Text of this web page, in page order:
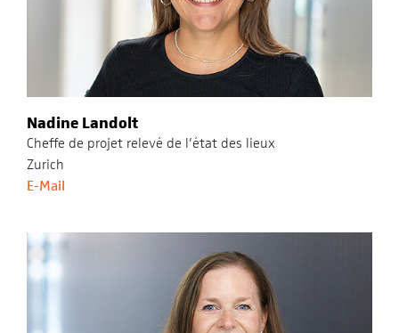
Nadine Landolt
Cheffe de projet relevé de l’état des lieux
Zurich
E-Mail